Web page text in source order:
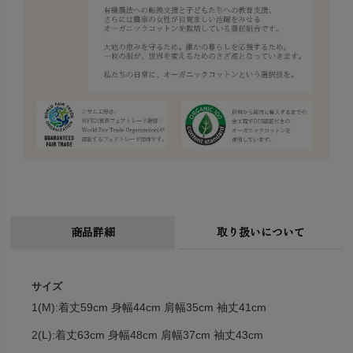
商品詳細 取り扱いについて
サイズ
1(M):着丈59cm 身幅44cm 肩幅35cm 袖丈41cm
2(L):着丈63cm 身幅48cm 肩幅37cm 袖丈43cm